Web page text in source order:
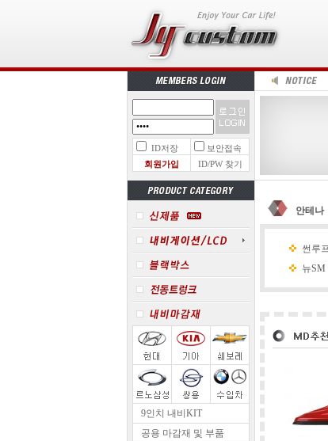
ID저장
보안접속
회원가입
ID/PW 찾기
9인치 내비KIT
공용 마감재 및 부품
안테나
썬루
뉴SM